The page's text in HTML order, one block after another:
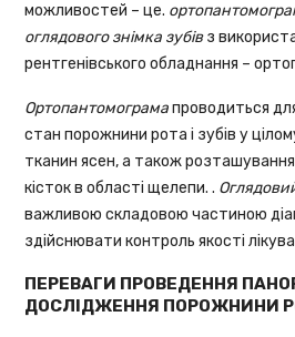
можливостей – це.
оглядового знімка зубівз
рентгенівського обладнання –
Ортопантомограмапроводиться
стан порожнини рота і зубів у
тканин ясен, а також розташування
кісток в області щелепи. .
важливою складовою частиною
здійснювати контроль якості
ПЕРЕВАГИ ПРОВЕДЕННЯ
ДОСЛІДЖЕННЯ ПОРОЖНИНИ